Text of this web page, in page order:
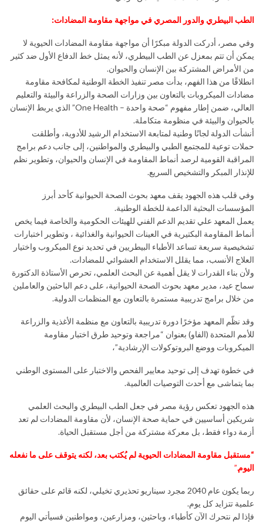
الطب البيطري والدور المصري في مواجهة مقاومة المضادات:
وفي مصر، أدركت الدولة مبكرًا أن مواجهة مقاومة المضادات الحيوية لا
يمكن أن تتم بمعزل عن الطب البيطري، لأنه يمثل خط الدفاع الأول ضد كثير
من الأمراض المشتركة بين الإنسان والحيوان.
انطلاقًا من هذا الفهم، بدأت مصر تنفيذ الخطة الوطنية لمكافحة مقاومة
مضادات الميكروبات بالتعاون بين وزارات الصحة والزراعة والبيئة والتعليم
العالي، ضمن إطار مفهوم “صحة واحدة – One Health” الذي يربط الإنسان
بالحيوان والبيئة في منظومة متكاملة.
أنشأت الدولة لجانًا وطنية لمتابعة الاستخدام الرشيد للأدوية، وأطلقت
حملات توعية للمجتمع الطبي والبيطري والمواطنين، إلى جانب دعم برامج
المراقبة القومية لرصد أنماط المقاومة في الإنسان والحيوان، وتطوير نظم
للإنذار المبكر والتشخيص السريع.
وفي قلب هذه الجهود يقف معهد بحوث الصحة الحيوانية كأحد أبرز
المؤسسات البحثية الداعمة للخطة الوطنية.
يعمل المعهد علي تقديم الدعم الفني للهيئات الحكومية والخاصة فيما يخص
أنماط المقاومة البكتيرية في العينات الحيوانية والغذائية ، وتطوير اختبارات
تشخيصية سريعة تساعد الأطباء البيطريين في تحديد نوع الميكروب واختيار
العلاج الأنسب، مما يقلل الاستخدام العشوائي للمضادات.
ولأن بناء القدرات لا يقل أهمية عن البحث العلمي، تحرص الأستاذة الدكتورة
سماح عيد، مدير معهد بحوث الصحة الحيوانية، على دعم الباحثين والعاملين
من خلال برامج تدريبية مستمرة بالتعاون مع المنظمات الدولية.
وقد نظّم المعهد مؤخرًا دورة تدريبية بالتعاون مع منظمة الأغذية والزراعة
للأمم المتحدة (الفاو) بعنوان “مراجعة وتوحيد طرق اختبار مقاومة
الميكروبات ووضع البروتوكولات الإرشادية”،
في خطوة تهدف إلى توحيد معايير الفحص والاختبار على المستوى الوطني
بما يتماشى مع أحدث التوصيات العالمية.
هذه الجهود تعكس رؤية مصر في جعل الطب البيطري والبحث العلمي
شريكين أساسيين في حماية صحة الإنسان، لأن مقاومة المضادات لم تعد
أزمة دواء فقط، بل معركة مشتركة من أجل مستقبل الحياة.
“مستقبل مقاومة المضادات الحيوية لم يُكتب بعد، لكنه يتوقف على ما نفعله
اليوم.”
ربما يكون عام 2040 مجرد سيناريو تحذيري تخيلي، لكنه قائم على حقائق
علمية تتزايد كل يوم.
فإذا لم نتحرك الآن كأطباء، وباحثين، ومزارعين، ومواطنين فسيأتي اليوم